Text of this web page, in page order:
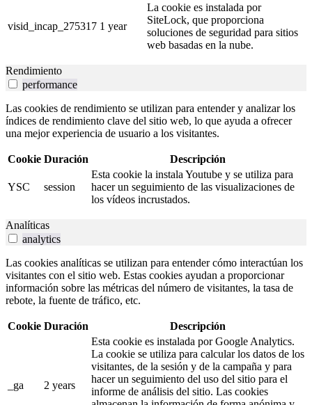
visid_incap_275317 1 year
La cookie es instalada por
SiteLock, que proporciona
soluciones de seguridad para sitios
web basadas en la nube.
Rendimiento
performance
Las cookies de rendimiento se utilizan para entender y analizar los
índices de rendimiento clave del sitio web, lo que ayuda a ofrecer
una mejor experiencia de usuario a los visitantes.
Cookie Duración Descripción
YSC session
Esta cookie la instala Youtube y se utiliza para
hacer un seguimiento de las visualizaciones de
los vídeos incrustados.
Analíticas
analytics
Las cookies analíticas se utilizan para entender cómo interactúan los
visitantes con el sitio web. Estas cookies ayudan a proporcionar
información sobre las métricas del número de visitantes, la tasa de
rebote, la fuente de tráfico, etc.
Cookie Duración Descripción
_ga 2 years
Esta cookie es instalada por Google Analytics.
La cookie se utiliza para calcular los datos de los
visitantes, de la sesión y de la campaña y para
hacer un seguimiento del uso del sitio para el
informe de análisis del sitio. Las cookies